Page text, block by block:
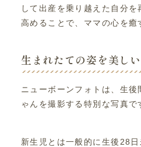
して出産を乗り越えた自分
高めることで、ママの心を癒
生まれたての姿を美し
ニューボーンフォトは、生
ゃんを撮影する特別な写真で
新生児とは一般的に生後28